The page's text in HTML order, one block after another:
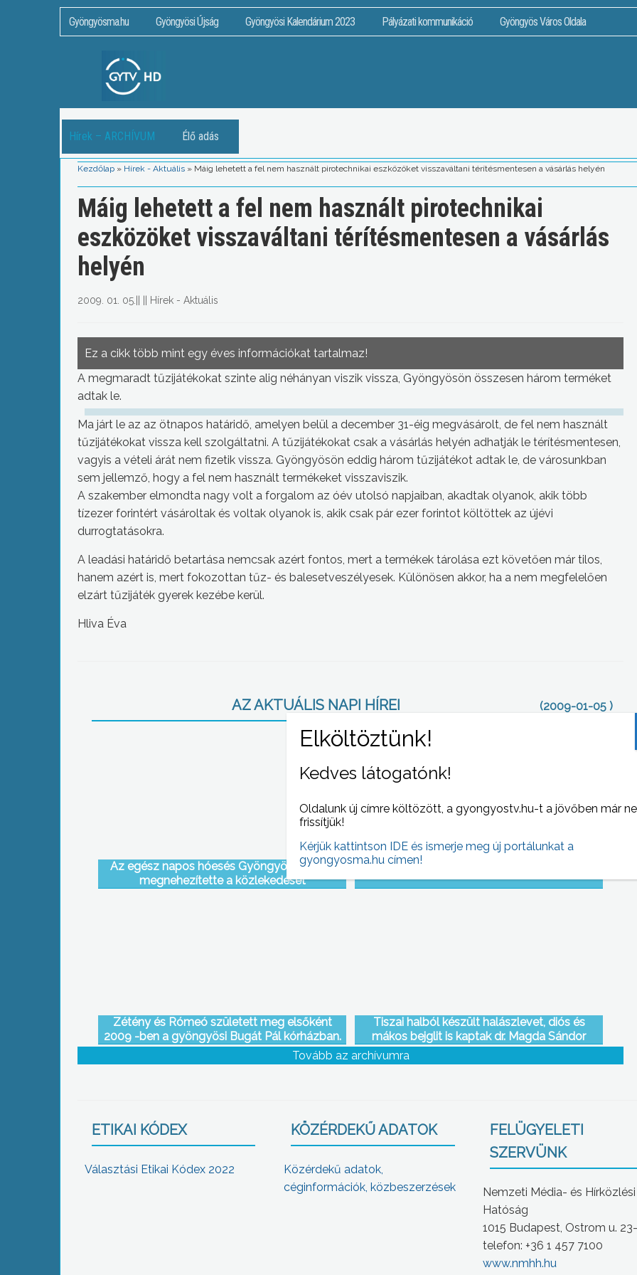
Gyöngyösma.hu Gyöngyösi Újság Gyöngyösi Kalendárium 2023 Pályázati kommunikáció Gyöngyös Város Oldala
Hírek – ARCHÍVUM Élő adás
Kezdőlap » Hírek - Aktuális » Máig lehetett a fel nem használt pirotechnikai eszközöket visszaváltani térítésmentesen a vásárlás helyén
Máig lehetett a fel nem használt pirotechnikai
eszközöket visszaváltani térítésmentesen a vásárlás
helyén
2009. 01. 05. Hírek - Aktuális
Ez a cikk több mint egy éves információkat tartalmaz!
A megmaradt tűzijátékokat szinte alig néhányan viszik vissza, Gyöngyösön összesen három terméket
adtak le.
Ma járt le az az ötnapos határidő, amelyen belül a december 31-éig megvásárolt, de fel nem használt
tűzijátékokat vissza kell szolgáltatni. A tűzijátékokat csak a vásárlás helyén adhatják le térítésmentesen,
vagyis a vételi árát nem fizetik vissza. Gyöngyösön eddig három tűzijátékot adtak le, de városunkban
sem jellemző, hogy a fel nem használt termékeket visszaviszik.
A szakember elmondta nagy volt a forgalom az óév utolsó napjaiban, akadtak olyanok, akik több
tízezer forintért vásároltak és voltak olyanok is, akik csak pár ezer forintot költöttek az újévi
durrogtatásokra.
A leadási határidő betartása nemcsak azért fontos, mert a termékek tárolása ezt követően már tilos,
hanem azért is, mert fokozottan tűz- és balesetveszélyesek. Különösen akkor, ha a nem megfelelően
elzárt tűzijáték gyerek kezébe kerül.
Hliva Éva
AZ AKTUÁLIS NAPI HÍREI (2009-01-05 )
Az egész napos hóesés Gyöngyös útjain is
megnehezítette a közlekedését
Januártól ismét drágult az élet
Zétény és Rómeó született meg elsőként
2009 -ben a gyöngyösi Bugát Pál kórházban.
Tiszai halból készült halászlevet, diós és
mákos bejglit is kaptak dr. Magda Sándor
országgyűlési képviselőtől a hajléktalanszálló
lakói
Tovább az archívumra
ETIKAI KÓDEX
Választási Etikai Kódex 2022
KÖZÉRDEKŰ ADATOK
Közérdekű adatok,
céginformációk, közbeszerzések
FELÜGYELETI
SZERVÜNK
Nemzeti Média- és Hírközlési
Hatóság
1015 Budapest, Ostrom u.
telefon: +36 1 457 7100
www.nmhh.hu
Kedves látogatónk!
Oldalunk új címre költözött, a gyongyostv.hu-t a jövőben már
frissítjük!
Kérjük kattintson IDE és ismerje meg új portálunkat a
gyongyosma.hu címen!